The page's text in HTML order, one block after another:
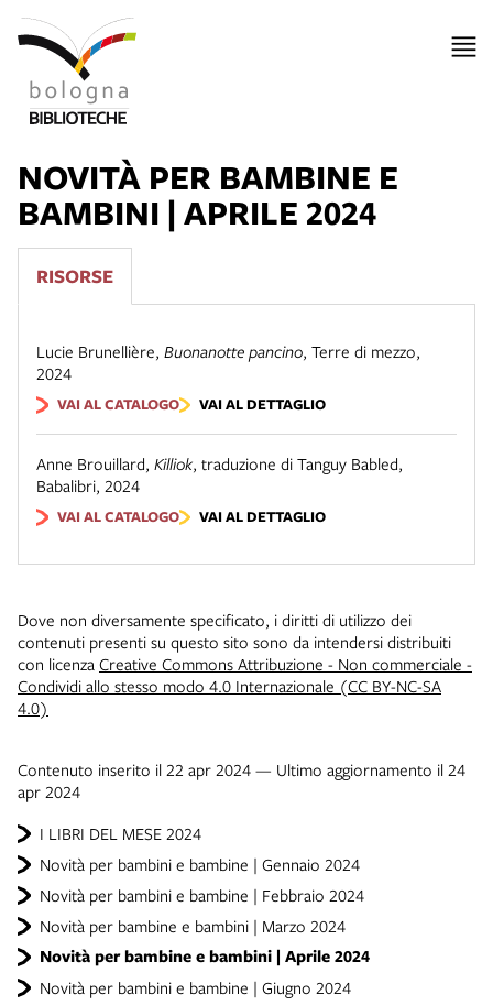
I LIBRI DEL MESE 2024
Novità per bambini e bambine | Gennaio 2024
Novità per bambini e bambine | Febbraio 2024
Novità per bambine e bambini | Marzo 2024
Novità per bambine e bambini | Aprile 2024
Novità per bambini e bambine | Giugno 2024
NOVITÀ PER BAMBINE E
BAMBINI | APRILE 2024
RISORSE
Lucie Brunellière, Buonanotte pancino, Terre di mezzo,
2024
VAI AL CATALOGO VAI AL DETTAGLIO
Anne Brouillard, Killiok, traduzione di Tanguy Babled,
Babalibri, 2024
VAI AL CATALOGO VAI AL DETTAGLIO
Dove non diversamente specificato, i diritti di utilizzo dei
contenuti presenti su questo sito sono da intendersi distribuiti
con licenza Creative Commons Attribuzione - Non commerciale -
Condividi allo stesso modo 4.0 Internazionale (CC BY-NC-SA
4.0)
Contenuto inserito il 22 apr 2024 — Ultimo aggiornamento il 24
apr 2024